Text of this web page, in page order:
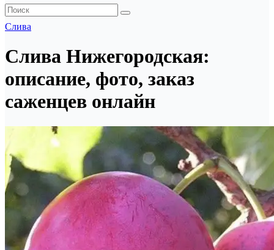
Слива
Слива Нижегородская:
описание, фото, заказ
саженцев онлайн